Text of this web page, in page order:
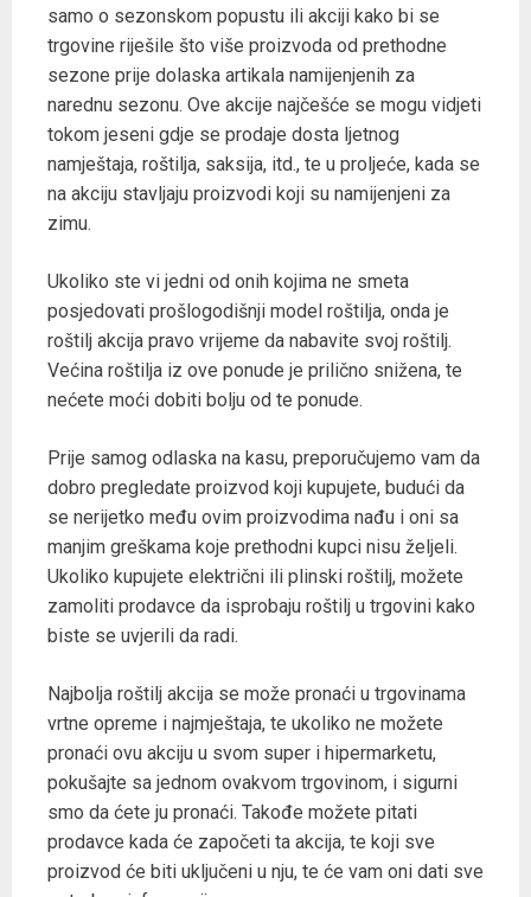
samo o sezonskom popustu ili akciji kako bi se
trgovine riješile što više proizvoda od prethodne
sezone prije dolaska artikala namijenjenih za
narednu sezonu. Ove akcije najčešće se mogu vidjeti
tokom jeseni gdje se prodaje dosta ljetnog
namještaja, roštilja, saksija, itd., te u proljeće, kada se
na akciju stavljaju proizvodi koji su namijenjeni za
zimu.
Ukoliko ste vi jedni od onih kojima ne smeta
posjedovati prošlogodišnji model roštilja, onda je
roštilj akcija pravo vrijeme da nabavite svoj roštilj.
Većina roštilja iz ove ponude je prilično snižena, te
nećete moći dobiti bolju od te ponude.
Prije samog odlaska na kasu, preporučujemo vam da
dobro pregledate proizvod koji kupujete, budući da
se nerijetko među ovim proizvodima nađu i oni sa
manjim greškama koje prethodni kupci nisu željeli.
Ukoliko kupujete električni ili plinski roštilj, možete
zamoliti prodavce da isprobaju roštilj u trgovini kako
biste se uvjerili da radi.
Najbolja roštilj akcija se može pronaći u trgovinama
vrtne opreme i najmještaja, te ukoliko ne možete
pronaći ovu akciju u svom super i hipermarketu,
pokušajte sa jednom ovakvom trgovinom, i sigurni
smo da ćete ju pronaći. Takođe možete pitati
prodavce kada će započeti ta akcija, te koji sve
proizvod će biti uključeni u nju, te će vam oni dati sve